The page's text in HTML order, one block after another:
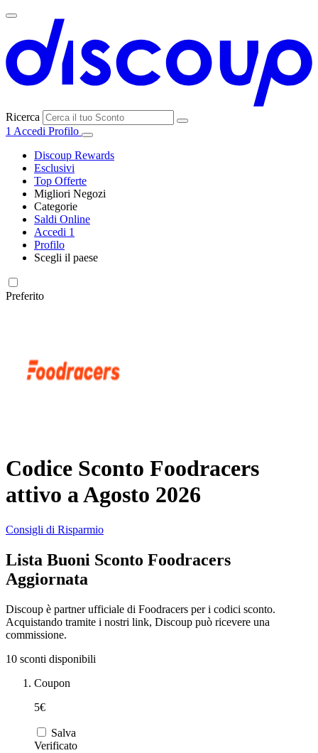
Ricerca
1 Accedi Profilo
Discoup Rewards
Esclusivi
Top Offerte
Migliori Negozi
SHEIN
eBay
YOOX
ITA Airways
Samsung
Fineco
Alpitour
Categorie
Elettronica e
Vacanze e
Hotel
Cosmetici e
Profumi
Trasporti
Auto e Moto
Salute e
Saldi Online
Accedi 1
Profilo
Scegli il paese
Preferito
Codice Sconto Foodracers
attivo a Agosto 2026
Consigli di Risparmio
Lista Buoni Sconto Foodracers
Aggiornata
Discoup è partner ufficiale di Foodracers per i codici sconto.
Acquistando tramite i nostri link, Discoup può ricevere una
commissione.
10 sconti disponibili
Coupon
5€
Salva
Verificato